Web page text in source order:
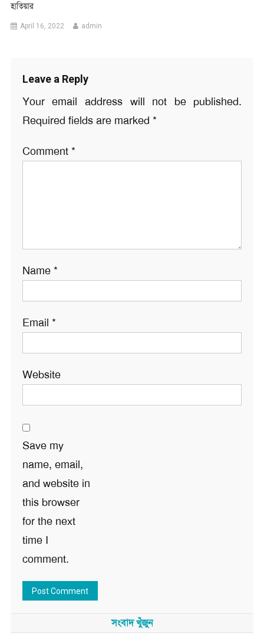
হাতিয়ার
April 16, 2022 admin
Leave a Reply
Your email address will not be published.
Required fields are marked *
Comment *
Name *
Email *
Website
Save my
name, email,
and website in
this browser
for the next
time I
comment.
সংবাদ খুঁজুন